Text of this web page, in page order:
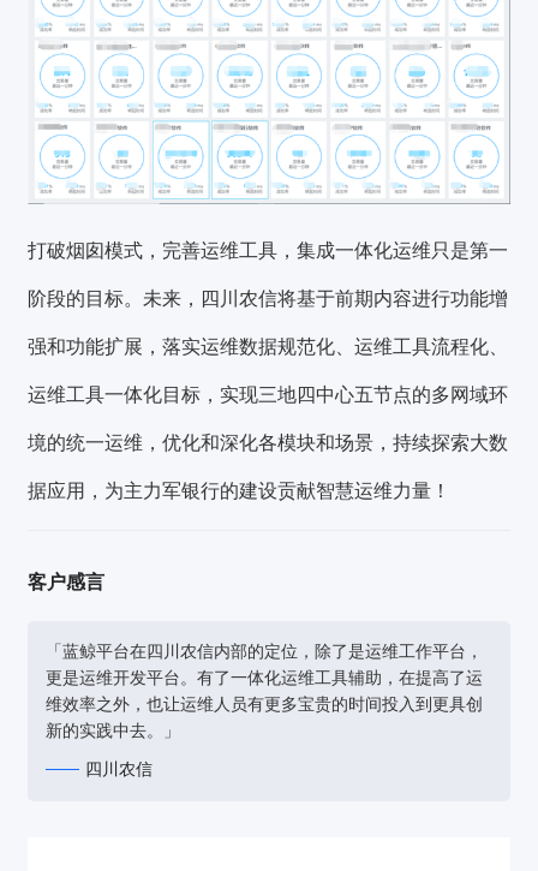
打破烟囱模式，完善运维工具，集成一体化运维只是第一
阶段的目标。未来，四川农信将基于前期内容进行功能增
强和功能扩展，落实运维数据规范化、运维工具流程化、
运维工具一体化目标，实现三地四中心五节点的多网域环
境的统一运维，优化和深化各模块和场景，持续探索大数
据应用，为主力军银行的建设贡献智慧运维力量！
客户感言
「蓝鲸平台在四川农信内部的定位，除了是运维工作平台，
更是运维开发平台。有了一体化运维工具辅助，在提高了运
维效率之外，也让运维人员有更多宝贵的时间投入到更具创
新的实践中去。」
四川农信